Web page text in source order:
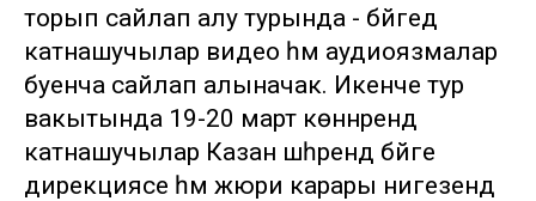
торып сайлап алу турында - бәйгедә
катнашучылар видео һәм аудиоязмалар
буенча сайлап алыначак. Икенче тур
вакытында 19-20 март көннәрендә
катнашучылар Казан шәһәрендә бәйге
дирекциясе һәм жюри карары нигезендә